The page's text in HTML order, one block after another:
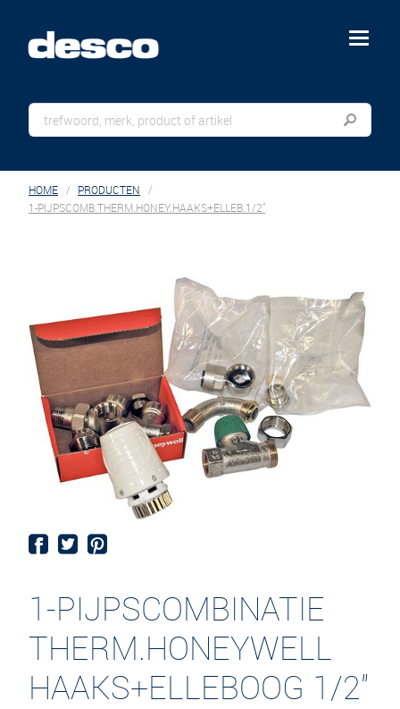
menu
HOME
PRODUCTEN
1-PIJPSCOMB.THERM.HONEY.HAAKS+ELLEB.1/2"
1-PIJPSCOMBINATIE
THERM.HONEYWELL
HAAKS+ELLEBOOG 1/2"